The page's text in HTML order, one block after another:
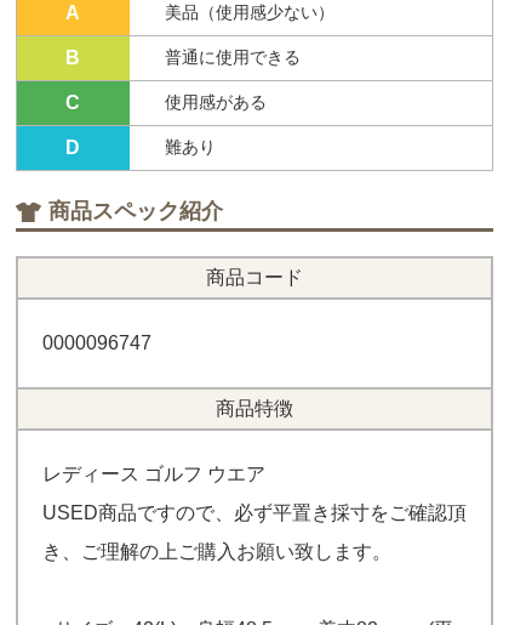
A 美品（使用感少ない）
B 普通に使用できる
C 使用感がある
D 難あり
商品スペック紹介
商品コード
0000096747
商品特徴
レディース ゴルフ ウエア
USED商品ですので、必ず平置き採寸をご確認頂
き、ご理解の上ご購入お願い致します。